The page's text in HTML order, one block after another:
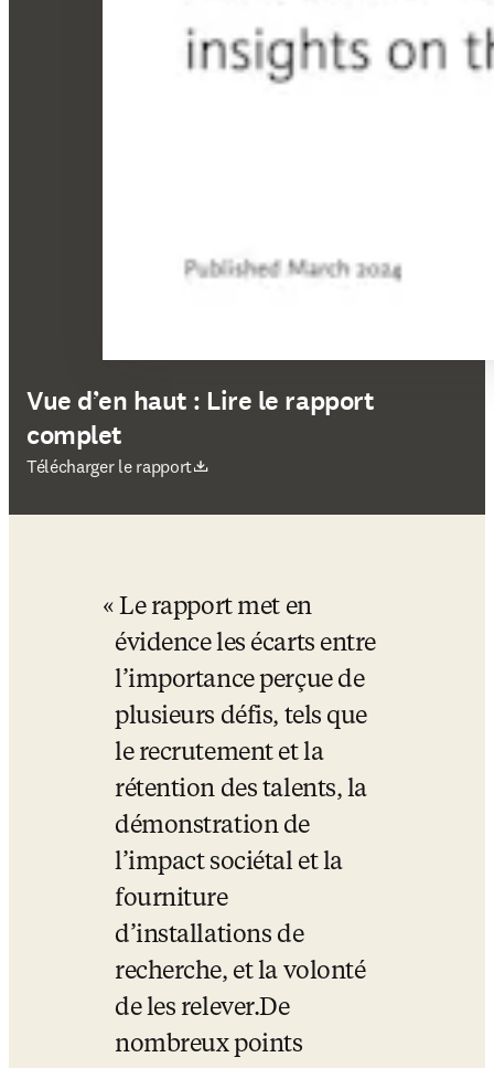
Vue d’en haut : Lire le rapport
complet
Télécharger le rapport
S’ouvre dans une nouvelle fenêtre
Le rapport met en
évidence les écarts entre
l’importance perçue de
plusieurs défis, tels que
le recrutement et la
rétention des talents, la
démonstration de
l’impact sociétal et la
fourniture
d’installations de
recherche, et la volonté
de les relever.De
nombreux points